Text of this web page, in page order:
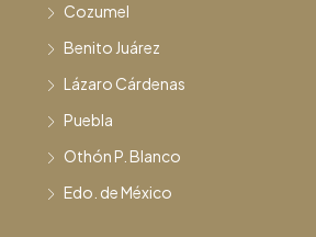
Cozumel
Benito Juárez
Lázaro Cárdenas
Puebla
Othón P. Blanco
Edo. de México